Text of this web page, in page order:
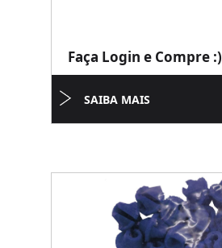
Faça Login e Compre :)
SAIBA MAIS